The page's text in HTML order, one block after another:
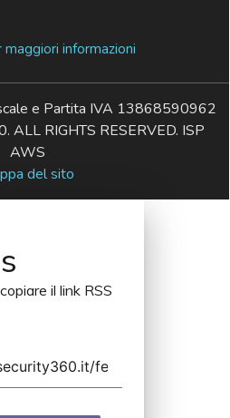
informazioni
e Partita IVA 13868590962
RIGHTS RESERVED. ISP
AWS
del sito
il link RSS